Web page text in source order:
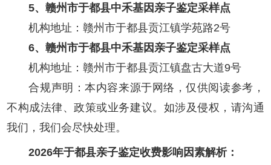
5、赣州市于都县中禾基因亲子鉴定采样点
机构地址：赣州市于都县贡江镇学苑路2号
6、赣州市于都县中禾基因亲子鉴定采样点
机构地址：赣州市于都县贡江镇盘古大道9号
合规声明：本内容来源于网络，仅供阅读参考，
不构成法律、政策或业务建议。如涉及侵权，请沟通
我们，我们会尽快处理。
2026年于都县亲子鉴定收费影响因素解析：